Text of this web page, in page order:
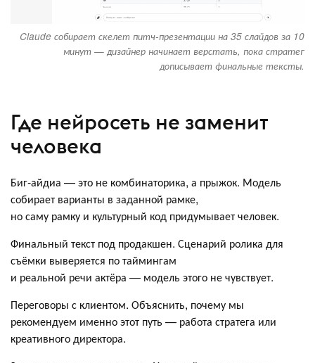
Claude собирает скелет питч-презентации на 35 слайдов за 10
минут — дизайнер начинает верстать, пока стратег
дописывает финальные тексты.
Где нейросеть не заменит
человека
Биг-айдиа — это не комбинаторика, а прыжок. Модель
собирает варианты в заданной рамке,
но саму рамку и культурный код придумывает человек.
Финальный текст под продакшен. Сценарий ролика для
съёмки выверяется по таймингам
и реальной речи актёра — модель этого не чувствует.
Переговоры с клиентом. Объяснить, почему мы
рекомендуем именно этот путь — работа стратега или
креативного директора.